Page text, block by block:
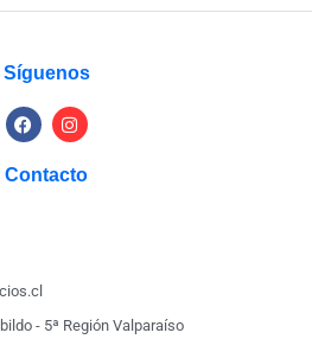
Síguenos
Contacto
- 5ª Región Valparaíso